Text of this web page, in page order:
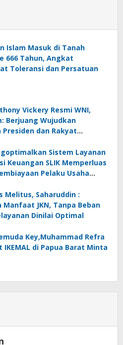
Islam Masuk di Tanah
666 Tahun, Angkat
Toleransi dan Persatuan
Vickery Resmi WNI,
Berjuang Wujudkan
Presiden dan Rakyat
Sistem Layanan
Keuangan SLIK Memperluas
Pelaku Usaha
Melitus, Saharuddin :
Manfaat JKN, Tanpa Beban
Dinilai Optimal
Key,Muhammad Refra
IKEMAL di Papua Barat Minta